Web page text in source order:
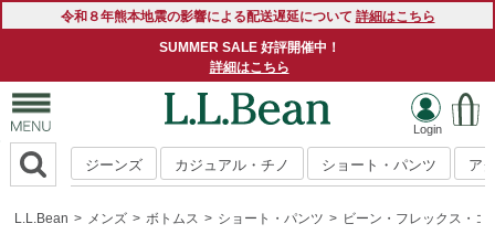
令和８年熊本地震の影響による配送遅延について 詳細はこちら
SUMMER SALE 好評開催中！
詳細はこちら
ジーンズ カジュアル・チノ ショート・パンツ ア
L.L.Bean メンズ ボトムス ショート・パンツ ビーン・フレックス・